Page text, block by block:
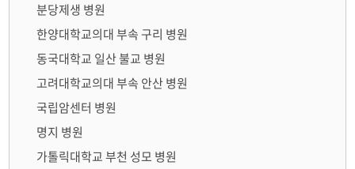
분당제생 병원
한양대학교의대 부속 구리 병원
동국대학교 일산 불교 병원
고려대학교의대 부속 안산 병원
국립암센터 병원
명지 병원
가톨릭대학교 부천 성모 병원